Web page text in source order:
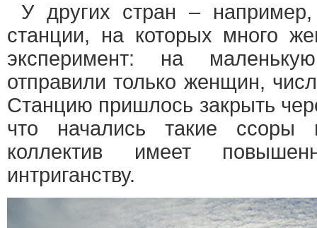
У других стран –
станции, на которых много
эксперимент: на
отправили только женщин,
Станцию пришлось закрыть
что начались такие
коллектив имеет
интриганству.